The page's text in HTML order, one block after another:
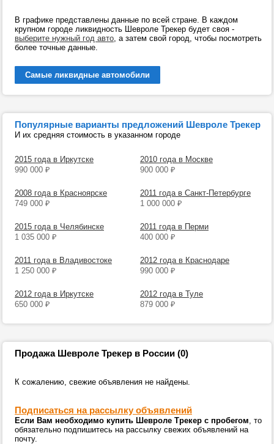
В графике представлены данные по всей стране. В каждом
крупном городе ликвидность Шевроле Трекер будет своя -
выберите нужный год авто, а затем свой город, чтобы посмотреть
более точные данные.
Самые ликвидные автомобили
Популярные варианты предложений Шевроле Трекер
И их средняя стоимость в указанном городе
2015 года в Иркутске
990 000 ₽
2010 года в Москве
900 000 ₽
2008 года в Красноярске
749 000 ₽
2011 года в Санкт-Петербурге
1 000 000 ₽
2015 года в Челябинске
1 035 000 ₽
2011 года в Перми
400 000 ₽
2011 года в Владивостоке
1 250 000 ₽
2012 года в Краснодаре
990 000 ₽
2012 года в Иркутске
650 000 ₽
2012 года в Туле
879 000 ₽
Продажа Шевроле Трекер в России (0)
К сожалению, свежие объявления не найдены.
Подписаться на рассылку объявлений
Если Вам необходимо купить Шевроле Трекер с пробегом, то
обязательно подпишитесь на рассылку свежих объявлений на
почту.